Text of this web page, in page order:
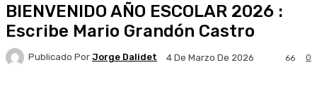
BIENVENIDO AÑO ESCOLAR 2026 :
Escribe Mario Grandón Castro
Publicado Por Jorge Dalidet 4 De Marzo De 2026 0
66